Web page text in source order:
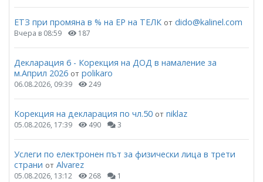
ЕТЗ при промяна в % на ЕР на ТЕЛК от dido@kalinel.com
Вчера в 08:59 187
Декларация 6 - Корекция на ДОД в намаление за
м.Април 2026 от polikaro
06.08.2026, 09:39 249
Корекция на декларация по чл.50 от niklaz
05.08.2026, 17:39 490 3
Услеги по електронен път за физически лица в трети
страни от Alvarez
05.08.2026, 13:12 268 1